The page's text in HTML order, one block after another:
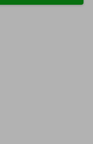
17.00, СБ, ВС -